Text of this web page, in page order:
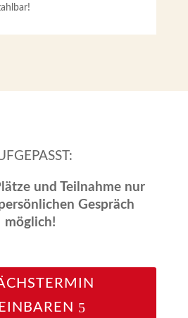
und Teilnahme nur
Gespräch
möglich!